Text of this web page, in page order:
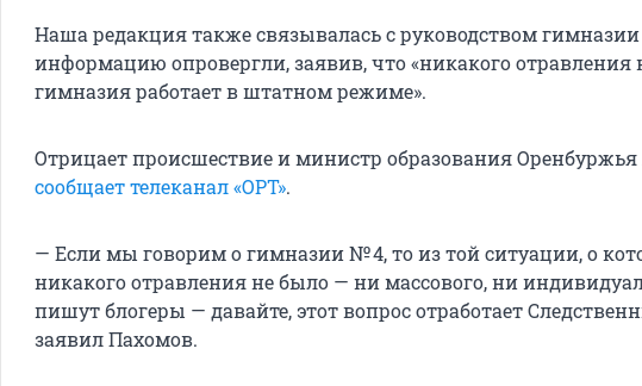
Наша редакция также связывалась с руководством
информацию опровергли, заявив, что «никакого отравления
гимназия работает в штатном режиме».
Отрицает происшествие и министр образования
сообщает телеканал «ОРТ».
— Если мы говорим о гимназии № 4, то из той ситуации, о
никакого отравления не было — ни массового, ни
пишут блогеры — давайте, этот вопрос отработает
заявил Пахомов.